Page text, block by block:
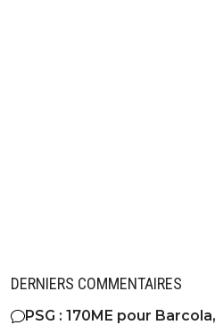
DERNIERS COMMENTAIRES
PSG : 170ME pour